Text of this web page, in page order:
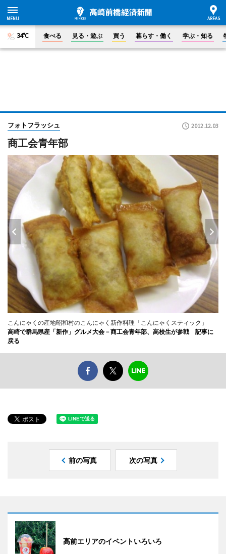
34°C 食べる 見る・遊ぶ 買う 暮らす・働く 学ぶ・知る
フォトフラッシュ 2012.12.03
商工会青年部
こんにゃくの産地昭和村のこんにゃく新作料理「こんにゃくスティック」
高崎で群馬県産「新作」グルメ大会－商工会青年部、高校生が参戦 記事に
戻る
前の写真 次の写真
高前エリアのイベントいろいろ